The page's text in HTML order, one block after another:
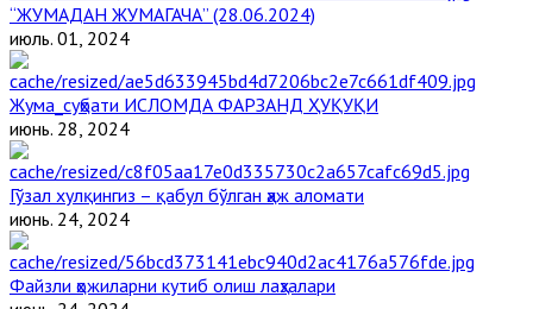
“ЖУМАДАН ЖУМАГАЧА” (28.06.2024)
июль. 01, 2024
Жума_суҳбати ИСЛОМДА ФАРЗАНД ҲУҚУҚИ
июнь. 28, 2024
Гўзал хулқингиз – қабул бўлган ҳаж аломати
июнь. 24, 2024
Файзли ҳожиларни кутиб олиш лаҳзалари